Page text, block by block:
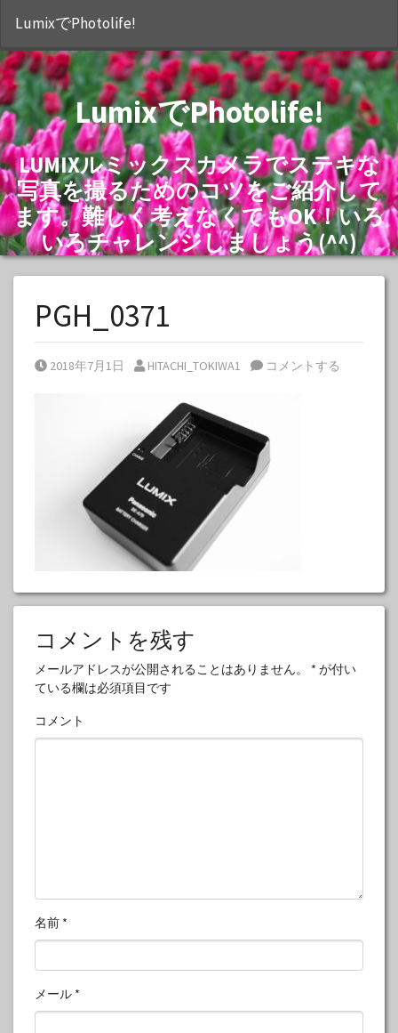
LumixでPhotolife!
LumixでPhotolife!
LUMIXルミックスカメラでステキな
写真を撮るためのコツをご紹介して
ます。難しく考えなくてもOK！いろ
いろチャレンジしましょう(^^)
PGH_0371
Posted on
2018年7月1日 Posted by
HITACHI_TOKIWA1 コメントする
コメントを残す
メールアドレスが公開されることはありません。 * が付い
ている欄は必須項目です
コメント
名前 *
メール *